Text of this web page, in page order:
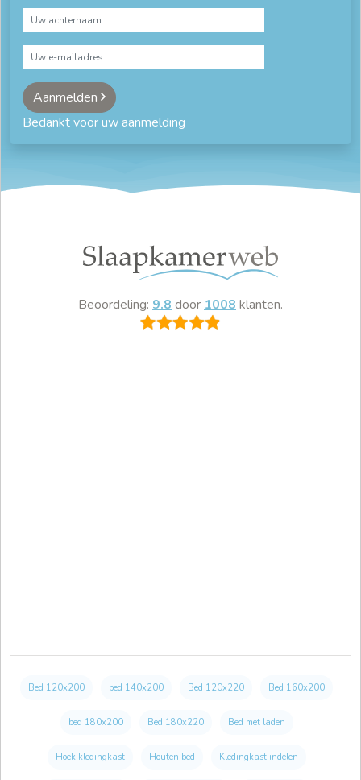
Aanmelden
Bedankt voor uw aanmelding
Beoordeling: 9.8 door 1008 klanten.
Bed 120x200 bed 140x200 Bed 120x220 Bed 160x200
bed 180x200 Bed 180x220 Bed met laden
Hoek kledingkast Houten bed Kledingkast indelen